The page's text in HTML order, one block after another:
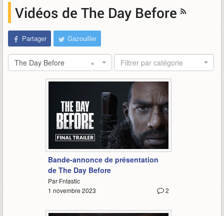
Vidéos de The Day Before
Partager Gazouiller
×
The Day Before Filtrer par catégorie
3:23
Bande-annonce de présentation
de The Day Before
Par Fntastic
2
1 novembre 2023